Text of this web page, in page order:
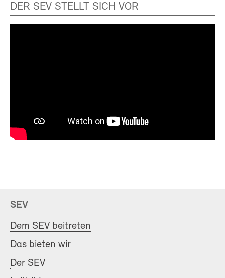
DER SEV STELLT SICH VOR
SEV
Dem SEV beitreten
Das bieten wir
Der SEV